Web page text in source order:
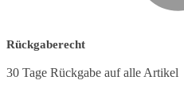
Rückgaberecht
30 Tage Rückgabe auf alle Artikel